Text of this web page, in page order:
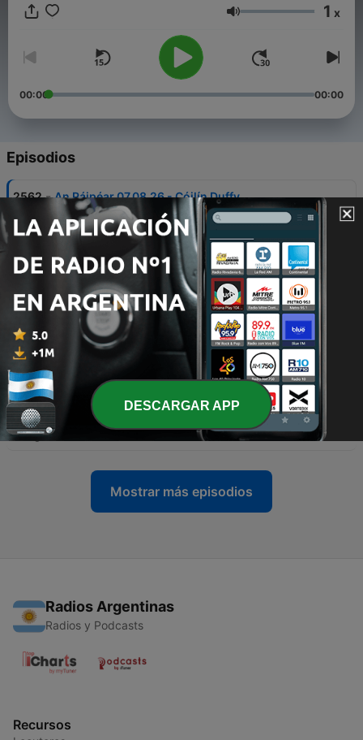
Volumen 1 x
00:00 00:00
Episodios
2562 - An Páipéar 07.08.26 - Cóilín Duffy
07 ago. 2026
Fleadh Cheoil na hÉireann 2026
07 ago. 2026
2560 Lisa Murray - Ceoltóir le Gaeilge
2559 -
Mary Kate Ní Artáin - Oifigeach na Gaeilge le
07 ago. 2026
2558 - Fiona Ní Gháibhín - Craoltóir agus DJ
07 ago. 2026
Mostrar más episodios
Radios Argentinas
Radios y Podcasts
Recursos
DESCARGAR APP